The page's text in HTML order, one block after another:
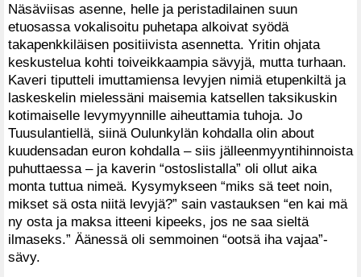
Näsäviisas asenne, helle ja peristadilainen suun
etuosassa vokalisoitu puhetapa alkoivat syödä
takapenkkiläisen positiivista asennetta. Yritin ohjata
keskustelua kohti toiveikkaampia sävyjä, mutta turhaan.
Kaveri tiputteli imuttamiensa levyjen nimiä etupenkiltä ja
laskeskelin mielessäni maisemia katsellen taksikuskin
kotimaiselle levymyynnille aiheuttamia tuhoja. Jo
Tuusulantiellä, siinä Oulunkylän kohdalla olin about
kuudensadan euron kohdalla – siis jälleenmyyntihinnoista
puhuttaessa – ja kaverin “ostoslistalla” oli ollut aika
monta tuttua nimeä. Kysymykseen “miks sä teet noin,
mikset sä osta niitä levyjä?” sain vastauksen “en kai mä
ny osta ja maksa itteeni kipeeks, jos ne saa sieltä
ilmaseks.” Äänessä oli semmoinen “ootsä iha vajaa”-
sävy.